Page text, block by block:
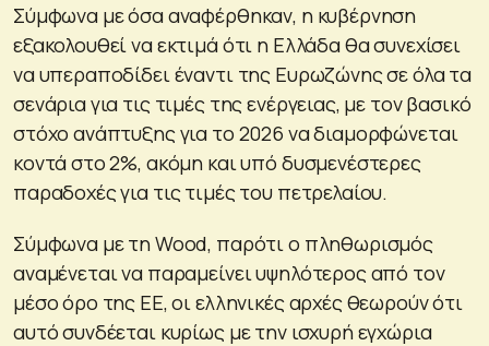
Σύμφωνα με όσα αναφέρθηκαν, η κυβέρνηση
εξακολουθεί να εκτιμά ότι η Ελλάδα θα συνεχίσει
να υπεραποδίδει έναντι της Ευρωζώνης σε όλα τα
σενάρια για τις τιμές της ενέργειας, με τον βασικό
στόχο ανάπτυξης για το 2026 να διαμορφώνεται
κοντά στο 2%, ακόμη και υπό δυσμενέστερες
παραδοχές για τις τιμές του πετρελαίου.
Σύμφωνα με τη Wood, παρότι ο πληθωρισμός
αναμένεται να παραμείνει υψηλότερος από τον
μέσο όρο της ΕΕ, οι ελληνικές αρχές θεωρούν ότι
αυτό συνδέεται κυρίως με την ισχυρή εγχώρια